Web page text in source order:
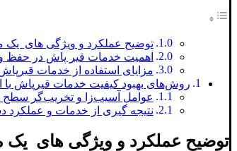
توضیح عملکرد و ویژگی های یک
اهمیت خدمات قیر پاش در حفظ
مزایای استفاده از خدمات
روش‌های بهبود کیفیت خدمات قیرپاش با
عوامل آسیب‌زا و تخریب‌گر سطح
نتیجه گیری از خدمات و عملکرد
توضیح عملکرد و ویژگی های یک